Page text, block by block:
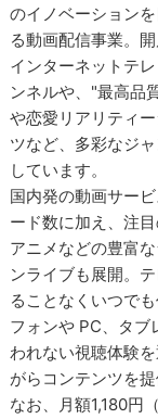
のイノベーション
る動画配信事業。
インターネットテ
ンネルや、"最高品
や恋愛リアリティ
ツなど、多彩なジ
しています。
国内発の動画サー
ード数に加え、注
アニメなどの豊富
ンライブも展開。
ることなくいつで
フォンや PC、タブ
われない視聴体験
がらコンテンツを提
なお、月額1,180円